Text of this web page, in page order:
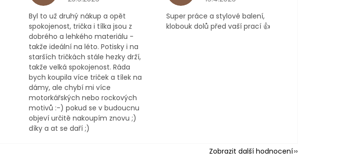
Byl to už druhý nákup a opět
spokojenost, trička i tílka jsou z
dobrého a lehkého materiálu -
takže ideální na léto. Potisky i na
starších tričkách stále hezky drží,
takže velká spokojenost. Ráda
bych koupila více triček a tílek na
dámy, ale chybí mi více
motorkářských nebo rockových
motivů :-) pokud se v budoucnu
objeví určitě nakoupím znovu ;)
díky a at se daří ;)
Super práce a stylové balení,
klobouk dolů před vaší prací 👍
Zobrazit další hodnocení